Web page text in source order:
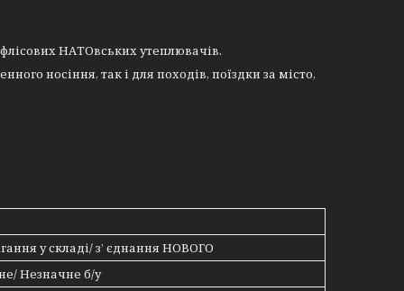
НАТОвських утеплювачів.
носіння, так і для походів, поїздки за місто,
у складі/ з’ єднання НОВОГО
Незначне б/у